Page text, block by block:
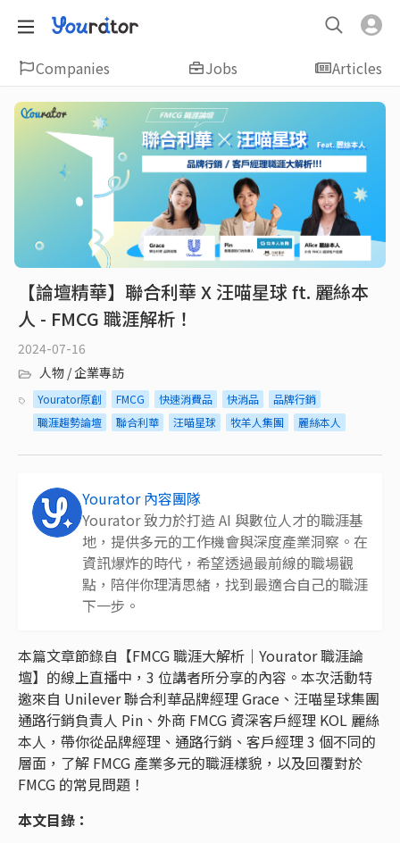
Companies Jobs Articles
【論壇精華】聯合利華 X 汪喵星球 ft. 麗絲本
人 - FMCG 職涯解析！
2024-07-16
人物 / 企業專訪
Yourator原創 FMCG 快速消費品 快消品
品牌行銷
職涯趨勢論壇
聯合利華 汪喵星球 牧羊人集團 麗絲本人
Yourator 內容團隊
Yourator 致力於打造 AI 與數位人才的職涯基
地，提供多元的工作機會與深度產業洞察。在
資訊爆炸的時代，希望透過最前線的職場觀
點，陪伴你理清思緒，找到最適合自己的職涯
下一步。
本篇文章節錄自【FMCG 職涯大解析｜Yourator 職涯論
壇】的線上直播中，3 位講者所分享的內容。本次活動特
邀來自 Unilever 聯合利華品牌經理 Grace、汪喵星球集團
通路行銷負責人 Pin、外商 FMCG 資深客戶經理 KOL 麗絲
本人，帶你從品牌經理、通路行銷、客戶經理 3 個不同的
層面，了解 FMCG 產業多元的職涯樣貌，以及回覆對於
FMCG 的常見問題！
本文目錄：